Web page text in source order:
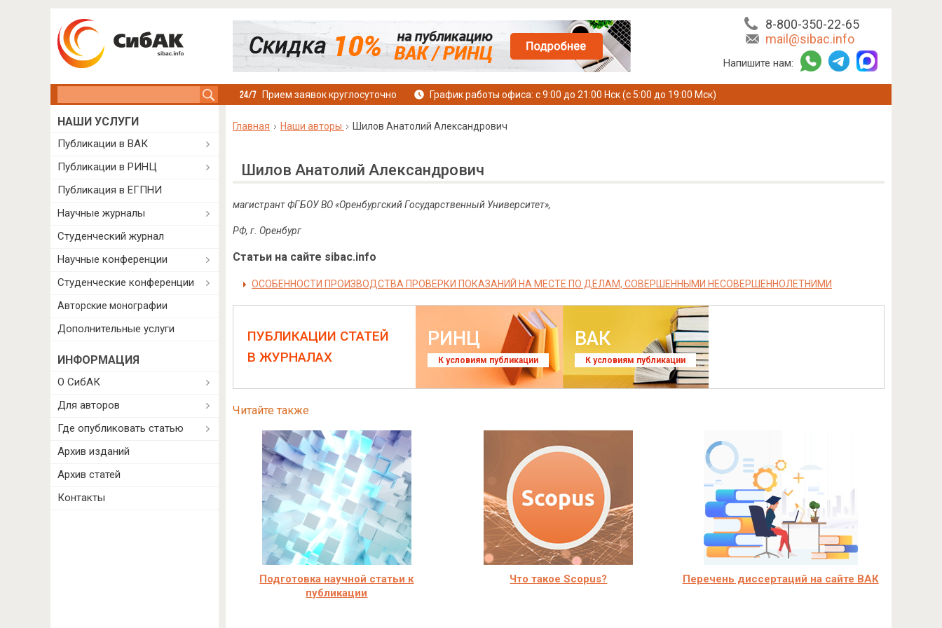
8-800-350-22-65
mail@sibac.info
Напишите нам:
Прием заявок круглосуточно График работы офиса: с 9:00 до 21:00 Нск (с 5:00 до 19:00 Мск)
Главная Наши авторы Шилов Анатолий Александрович
Шилов Анатолий Александрович
магистрант ФГБОУ ВО «Оренбургский Государственный Университет»,
РФ, г. Оренбург
Статьи на сайте sibac.info
ОСОБЕННОСТИ ПРОИЗВОДСТВА ПРОВЕРКИ ПОКАЗАНИЙ НА МЕСТЕ ПО ДЕЛАМ, СОВЕРШЕННЫМИ НЕСОВЕРШЕННОЛЕТНИМИ
ПУБЛИКАЦИИ СТАТЕЙ
В ЖУРНАЛАХ
РИНЦ
К условиям публикации
ВАК
К условиям публикации
Читайте также
Подготовка научной статьи к
публикации
Что такое Scopus? Перечень диссертаций на сайте ВАК
НАШИ УСЛУГИ
Публикации в ВАК
Публикации в РИНЦ
Публикация в ЕГПНИ
Научные журналы
Студенческий журнал
Научные конференции
Студенческие конференции
Авторские монографии
Дополнительные услуги
ИНФОРМАЦИЯ
О СибАК
Для авторов
Где опубликовать статью
Архив изданий
Архив статей
Контакты